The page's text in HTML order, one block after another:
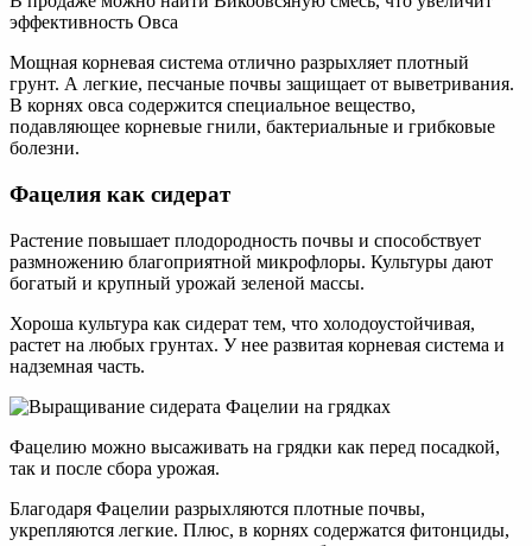
эффективность Овса
Мощная корневая система отлично разрыхляет плотный
грунт. А легкие, песчаные почвы защищает от выветривания.
В корнях овса содержится специальное вещество,
подавляющее корневые гнили, бактериальные и грибковые
болезни.
Фацелия как сидерат
Растение повышает плодородность почвы и способствует
размножению благоприятной микрофлоры. Культуры дают
богатый и крупный урожай зеленой массы.
Хороша культура как сидерат тем, что холодоустойчивая,
растет на любых грунтах. У нее развитая корневая система и
надземная часть.
Фацелию можно высаживать на грядки как перед посадкой,
так и после сбора урожая.
Благодаря Фацелии разрыхляются плотные почвы,
укрепляются легкие. Плюс, в корнях содержатся фитонциды,